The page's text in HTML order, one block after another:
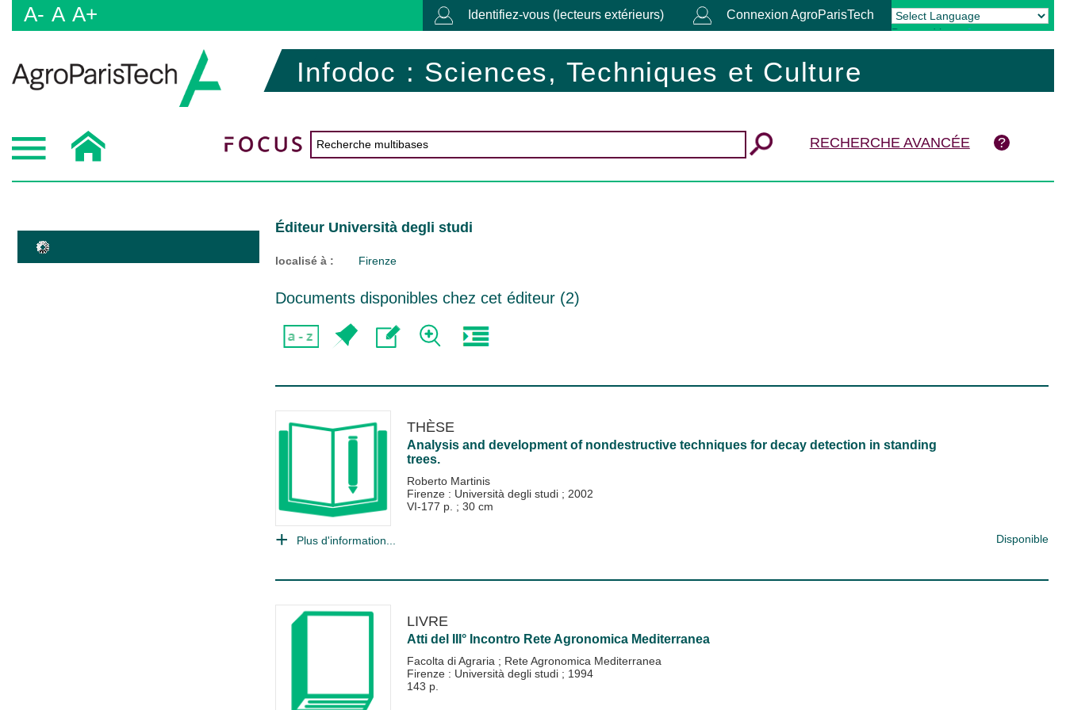
A- A A+ Identifiez-vous (lecteurs extérieurs) Connexion AgroParisTech
Powered by Translate
Infodoc : Sciences, Techniques et Culture
RECHERCHE AVANCÉE
Éditeur Università degli studi
localisé à : Firenze
Documents disponibles chez cet éditeur (2)
THÈSE
Analysis and development of nondestructive techniques for decay detection in standing
trees.
Roberto Martinis
Firenze : Università degli studi ; 2002
VI-177 p. ; 30 cm
Plus d'information... Disponible
LIVRE
Atti del III° Incontro Rete Agronomica Mediterranea
Facolta di Agraria ; Rete Agronomica Mediterranea
Firenze : Università degli studi ; 1994
143 p.